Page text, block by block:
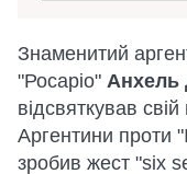
Знаменитий
"Росаріо" Анхель
відсвяткував
Аргентини проти
зробив жест "six